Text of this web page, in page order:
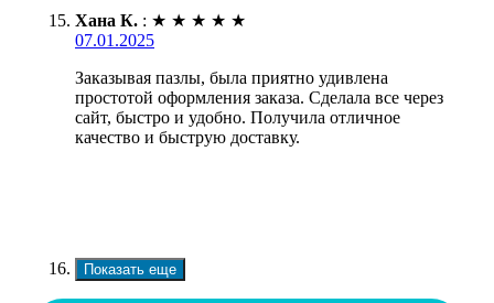
Хана К. : ★ ★ ★ ★ ★
07.01.2025
Заказывая пазлы, была приятно удивлена
простотой оформления заказа. Сделала все через
сайт, быстро и удобно. Получила отличное
качество и быструю доставку.
Показать еще